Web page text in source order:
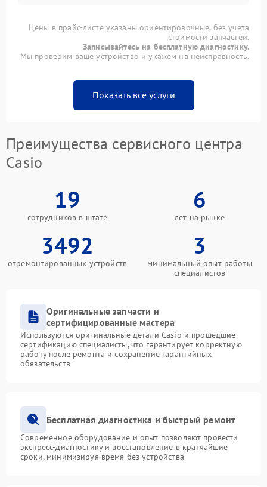
Цены в прайс-листе указаны ориентировочные, без учета
стоимости запчастей.
Записывайтесь на бесплатную диагностику.
Мы проверим ваше устройство и укажем на неисправность.
Показать все услуги
Преимущества сервисного центра
Casio
19
сотрудников в штате
6
лет на рынке
3492
отремонтированных устройств
3
минимальный опыт работы
специалистов
Оригинальные запчасти и
сертифицированные мастера
Используются оригинальные детали Casio и прошедшие
сертификацию специалисты, что гарантирует корректную
работу после ремонта и сохранение гарантийных
обязательств
Бесплатная диагностика и быстрый ремонт
Современное оборудование и опыт позволяют провести
экспресс-диагностику и восстановление в кратчайшие
сроки, минимизируя время без устройства